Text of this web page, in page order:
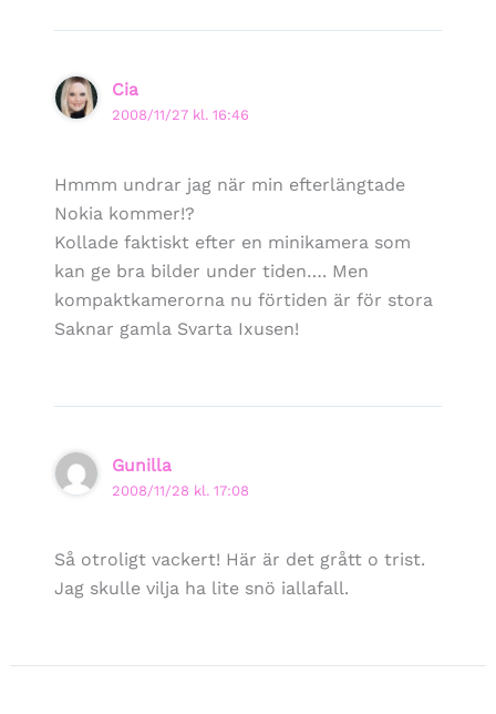
Cia
2008/11/27 kl. 16:46
Hmmm undrar jag när min efterlängtade
Nokia kommer!?
Kollade faktiskt efter en minikamera som
kan ge bra bilder under tiden…. Men
kompaktkamerorna nu förtiden är för stora
Saknar gamla Svarta Ixusen!
Gunilla
2008/11/28 kl. 17:08
Så otroligt vackert! Här är det grått o trist.
Jag skulle vilja ha lite snö iallafall.